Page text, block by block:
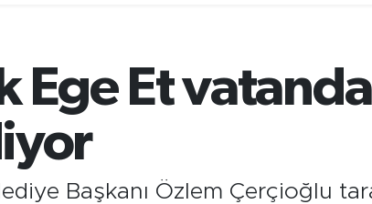
Ege Et
Başkanı Özlem Çerçioğlu